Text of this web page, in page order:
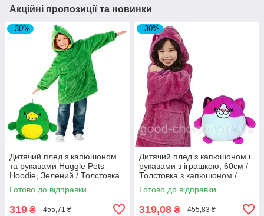
Акційні пропозиції та новинки
–30%
Дитячий плед з капюшоном
та рукавами Huggle Pets
Hoodie, Зелений / Толстовка
дитяча / Плед худі / Дитячий
худі
Готово до відправки
319 ₴ 455,71 ₴
–30%
Дитячий плед з капюшоном і
рукавами з іграшкою, 60см /
Толстовка з капюшоном /
Кофта плед / Дитяча
толстовка
Готово до відправки
319,08 ₴ 455,83 ₴